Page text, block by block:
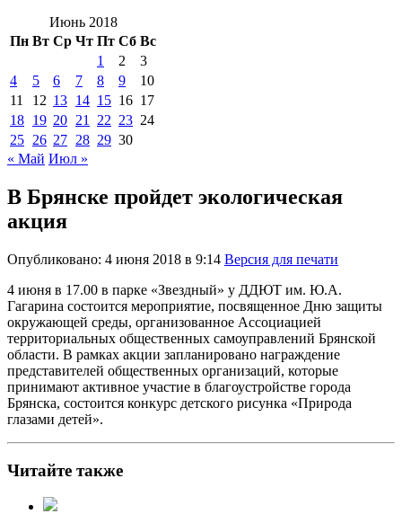
Июнь 2018
Пн Вт Ср Чт Пт Сб Вс
1
2
3
4
5 6 7 8 9
10
11
12 13 14 15 16 17
18 19 20 21 22 23 24
25 26 27 28 29 30
« Май Июл »
В Брянске пройдет экологическая
акция
Опубликовано: 4 июня 2018 в 9:14 Версия для печати
4 июня в 17.00 в парке «Звездный» у ДДЮТ им. Ю.А.
Гагарина состоится мероприятие, посвященное Дню защиты
окружающей среды, организованное Ассоциацией
территориальных общественных самоуправлений Брянской
области. В рамках акции запланировано награждение
представителей общественных организаций, которые
принимают активное участие в благоустройстве города
Брянска, состоится конкурс детского рисунка «Природа
глазами детей».
Читайте также